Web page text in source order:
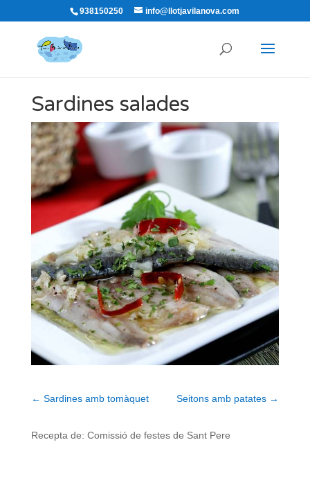
938150250 info@llotjavilanova.com
Sardines salades
← Sardines amb tomàquet Seitons amb patates →
Recepta de: Comissió de festes de Sant Pere